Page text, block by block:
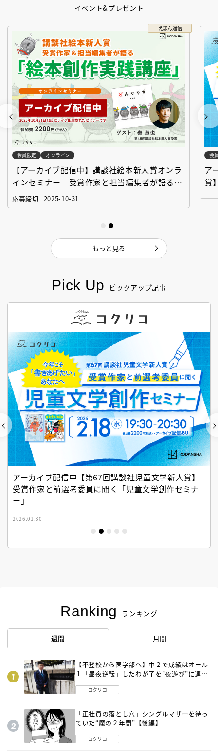
Pick Up ピックアップ記事
アーカイブ配信中【第67回講談社児童文学新人賞】
受賞作家と前選考委員に聞く「児童文学創作セミナ
ー」
2026.01.30
Ranking ランキング
週間 月間
【不登校から医学部へ】中２で成績はオール
１「昼夜逆転」したわが子を”夜遊び”に連れ
コクリコ
「正社員の落とし穴」シングルマザーを待っ
ていた“魔の２年間”【後編】
コクリコ
イベント&プレゼント
えほん通信
会員限定 オンライン
【アーカイブ配信中】講談社絵本新人賞オンラ
インセミナー 受賞作家と担当編集者が語る
「絵本創作実践講座」
応募締切 2025-10-31
会
ア
賞
もっと見る